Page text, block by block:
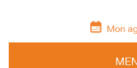
Mon